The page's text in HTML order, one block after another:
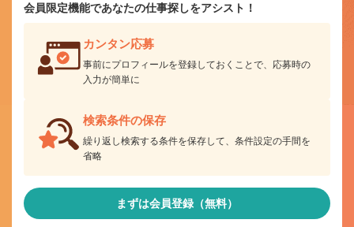
会員限定機能であなたの仕事探しをアシスト！
カンタン応募
事前にプロフィールを登録しておくことで、応募時の
入力が簡単に
検索条件の保存
繰り返し検索する条件を保存して、条件設定の手間を
省略
まずは会員登録（無料）